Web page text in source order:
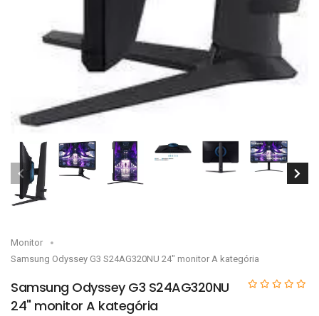
Monitor
Samsung Odyssey G3 S24AG320NU 24" monitor A kategória
Samsung Odyssey G3 S24AG320NU
24" monitor A kategória